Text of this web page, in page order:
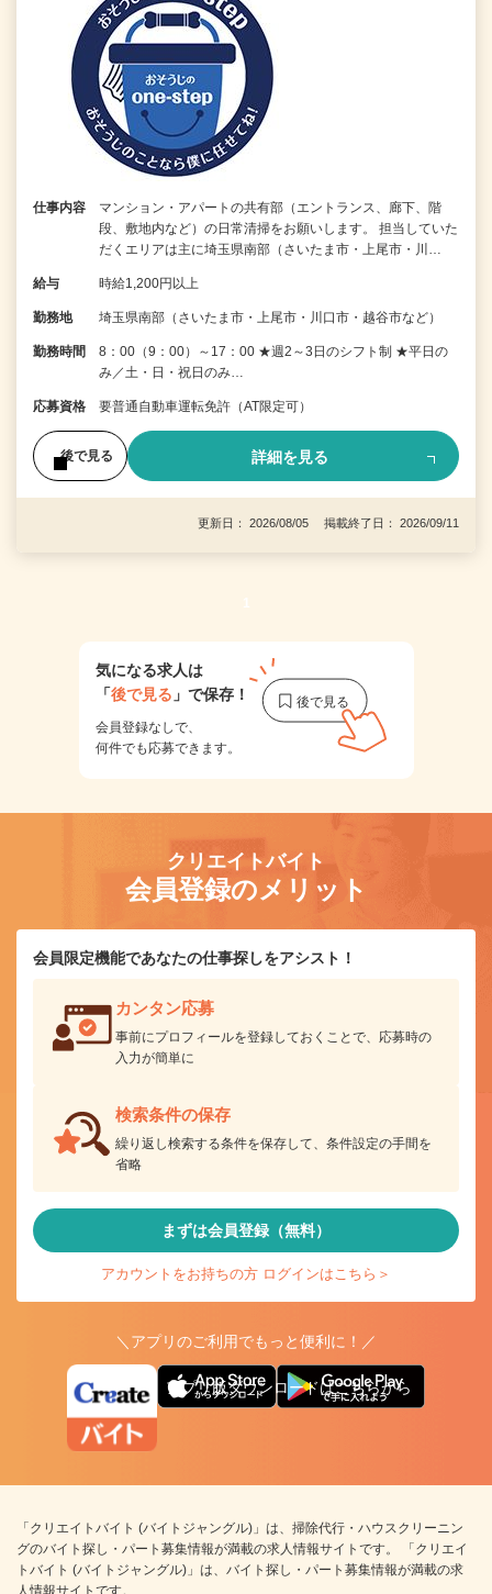
仕事内容
マンション・アパートの共有部（エントランス、廊下、階
段、敷地内など）の日常清掃をお願いします。 担当していた
だくエリアは主に埼玉県南部（さいたま市・上尾市・川…
給与 時給1,200円以上
勤務地 埼玉県南部（さいたま市・上尾市・川口市・越谷市など）
勤務時間
8：00（9：00）～17：00 ★週2～3日のシフト制 ★平日の
み／土・日・祝日のみ…
応募資格 要普通自動車運転免許（AT限定可）
後で見る 詳細を見る
更新日： 2026/08/05 掲載終了日： 2026/09/11
1
気になる求人は
「後で見る 」で保存！
会員登録なしで、
何件でも応募できます。
クリエイトバイト
会員登録のメリット
会員限定機能であなたの仕事探しをアシスト！
カンタン応募
事前にプロフィールを登録しておくことで、応募時の
入力が簡単に
検索条件の保存
繰り返し検索する条件を保存して、条件設定の手間を
省略
まずは会員登録（無料）
アカウントをお持ちの方 ログインはこちら＞
＼アプリのご利用でもっと便利に！／
アプリ版ダウンロードはこちらから
「クリエイトバイト (バイトジャングル)」は、掃除代行・ハウスクリーニン
グのバイト探し・パート募集情報が満載の求人情報サイトです。 「クリエイ
トバイト (バイトジャングル)」は、バイト探し・パート募集情報が満載の求